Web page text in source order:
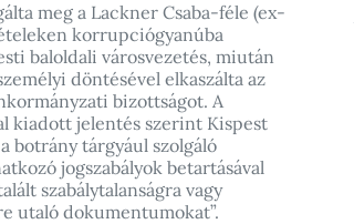
meg a Lackner Csaba-féle (ex-
korrupciógyanúba
baloldali városvezetés, miután
döntésével elkaszálta az
bizottságot. A
kiadott jelentés szerint Kispest
botrány tárgyául szolgáló
jogszabályok betartásával
szabálytalanságra vagy
utaló dokumentumokat”.